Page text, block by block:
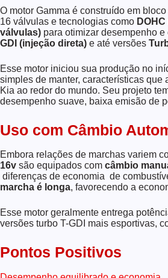
O motor Gamma é construído em
16 válvulas e tecnologias como
válvulas) para otimizar desempenho
GDI (injeção direta) e até versões
Esse motor iniciou sua produção no
simples de manter, características
Kia ao redor do mundo. Seu projeto
desempenho suave, baixa emisão de
Uso com Câmbio
Embora relações de marchas variem
16v são equipados com câmbio
diferenças de economia de
marcha é longa, favorecendo a
Esse motor geralmente entrega
versões turbo T-GDI mais esportivas,
Pontos Positivos